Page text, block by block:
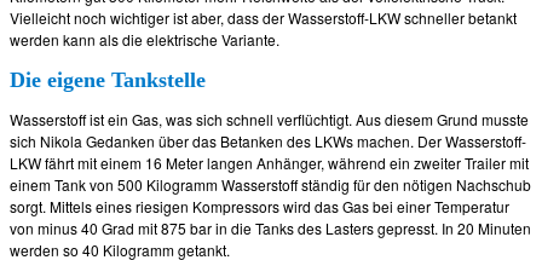
Vielleicht noch wichtiger ist aber, dass der Wasserstoff-LKW schneller betankt
werden kann als die elektrische Variante.
Die eigene Tankstelle
Wasserstoff ist ein Gas, was sich schnell verflüchtigt. Aus diesem Grund musste
sich Nikola Gedanken über das Betanken des LKWs machen. Der Wasserstoff-
LKW fährt mit einem 16 Meter langen Anhänger, während ein zweiter Trailer mit
einem Tank von 500 Kilogramm Wasserstoff ständig für den nötigen Nachschub
sorgt. Mittels eines riesigen Kompressors wird das Gas bei einer Temperatur
von minus 40 Grad mit 875 bar in die Tanks des Lasters gepresst. In 20 Minuten
werden so 40 Kilogramm getankt.